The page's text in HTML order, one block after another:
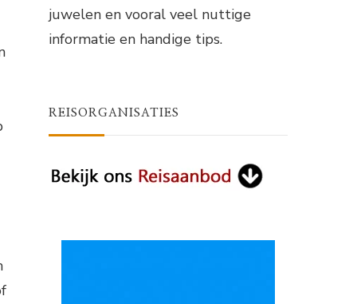
juwelen en vooral veel nuttige
informatie en handige tips.
REISORGANISATIES